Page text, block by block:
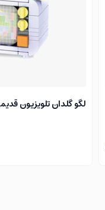
لگو گلدان تلویزیون